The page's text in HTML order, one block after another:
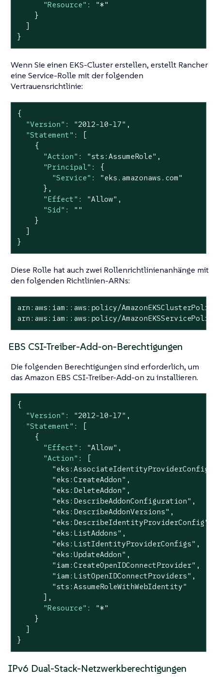
"Resource" :
"*"
    }
  ]
}
Wenn Sie einen EKS-Cluster erstellen, erstellt Rancher
eine Service-Rolle mit der folgenden
Vertrauensrichtlinie:
{
"Version" : "2012-10-17" ,
"Statement" : [
    {
"Action" : "sts:AssumeRole" ,
"Principal" : {
"Service" :
"eks.amazonaws.com"
      },
"Effect" : "Allow" ,
"Sid" :
""
    }
  ]
}
Diese Rolle hat auch zwei Rollenrichtlinienanhänge mit
den folgenden Richtlinien-ARNs:
arn:aws:iam::aws:policy/AmazonEKSClusterPolicy
arn:aws:iam::aws:policy/AmazonEKSServicePolicy
EBS CSI-Treiber-Add-on-Berechtigungen
Die folgenden Berechtigungen sind erforderlich, um
das Amazon EBS CSI-Treiber-Add-on zu installieren.
{
"Version" : "2012-10-17" ,
"Statement" : [
    {
"Effect" : "Allow" ,
"Action" : [
"eks:AssociateIdentityProviderConfig"
"eks:CreateAddon" ,
"eks:DeleteAddon" ,
"eks:DescribeAddonConfiguration" ,
"eks:DescribeAddonVersions" ,
"eks:DescribeIdentityProviderConfig"
"eks:ListAddons" ,
"eks:ListIdentityProviderConfigs" ,
"eks:UpdateAddon" ,
"iam:CreateOpenIDConnectProvider" ,
"iam:ListOpenIDConnectProviders" ,
"sts:AssumeRoleWithWebIdentity"
      ],
"Resource" :
"*"
    }
  ]
}
IPv6 Dual-Stack-Netzwerkberechtigungen